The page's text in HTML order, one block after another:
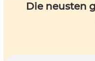
Die neusten